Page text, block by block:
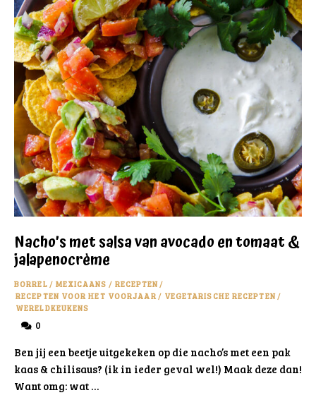
Nacho’s met salsa van avocado en tomaat &
jalapenocrème
BORREL / MEXICAANS / RECEPTEN/
RECEPTEN VOOR HET VOORJAAR/ VEGETARISCHE RECEPTEN/
WERELDKEUKENS
0
Ben jij een beetje uitgekeken op die nacho’s met een pak
kaas & chilisaus? (ik in ieder geval wel!) Maak deze dan!
Want omg: wat …